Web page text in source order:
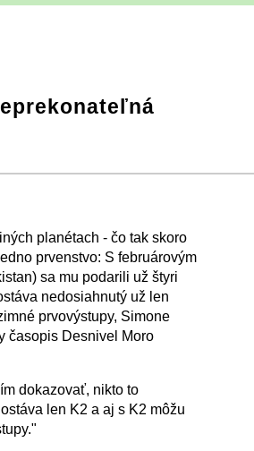
planétach - čo tak skoro
prvenstvo: S februárovým
sa mu podarili už štyri
nedosiahnutý už len
prvovýstupy, Simone
časopis Desnivel Moro
dokazovať, nikto to
len K2 a aj s K2 môžu